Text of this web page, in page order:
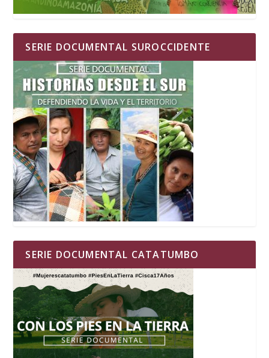
SERIE DOCUMENTAL SUROCCIDENTE
SERIE DOCUMENTAL CATATUMBO